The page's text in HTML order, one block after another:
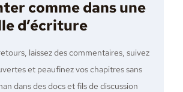
comme dans une
d’écriture
laissez des commentaires, suivez
et peaufinez vos chapitres sans
dans des docs et fils de discussion